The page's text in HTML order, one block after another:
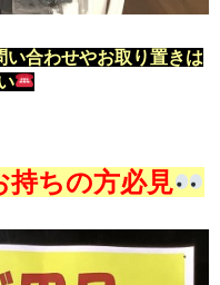
い合わせやお取り置きは
持ちの方必見